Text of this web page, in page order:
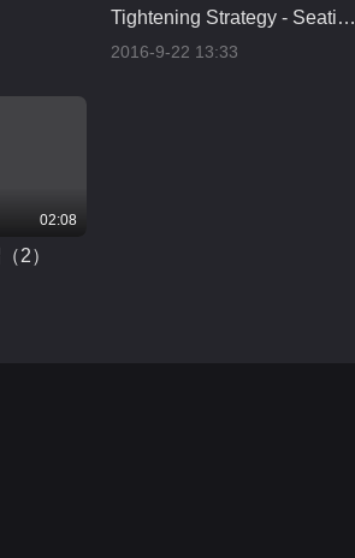
Tightening Strategy - Seating
Detection
2016-9-22 13:33
02:08
2）